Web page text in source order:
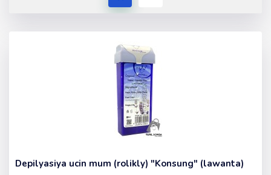
Depilyasiya ucin mum (rolikly) "Konsung" (lawanta)